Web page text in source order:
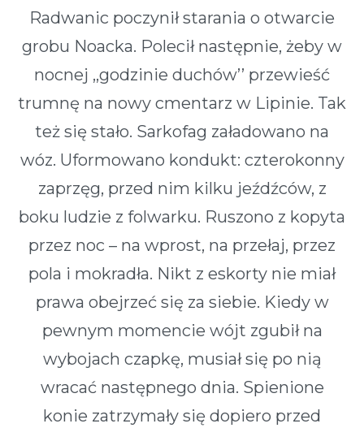
Radwanic poczynił starania o otwarcie
grobu Noacka. Polecił następnie, żeby w
nocnej ,,godzinie duchów’’ przewieść
trumnę na nowy cmentarz w Lipinie. Tak
też się stało. Sarkofag załadowano na
wóz. Uformowano kondukt: czterokonny
zaprzęg, przed nim kilku jeźdźców, z
boku ludzie z folwarku. Ruszono z kopyta
przez noc – na wprost, na przełaj, przez
pola i mokradła. Nikt z eskorty nie miał
prawa obejrzeć się za siebie. Kiedy w
pewnym momencie wójt zgubił na
wybojach czapkę, musiał się po nią
wracać następnego dnia. Spienione
konie zatrzymały się dopiero przed